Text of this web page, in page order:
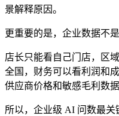
景解释原因。
更重要的是，企业数据不
店长只能看自己门店，区
全国，财务可以看利润和
供应商价格和敏感毛利数据
所以，企业级 AI 问数最关